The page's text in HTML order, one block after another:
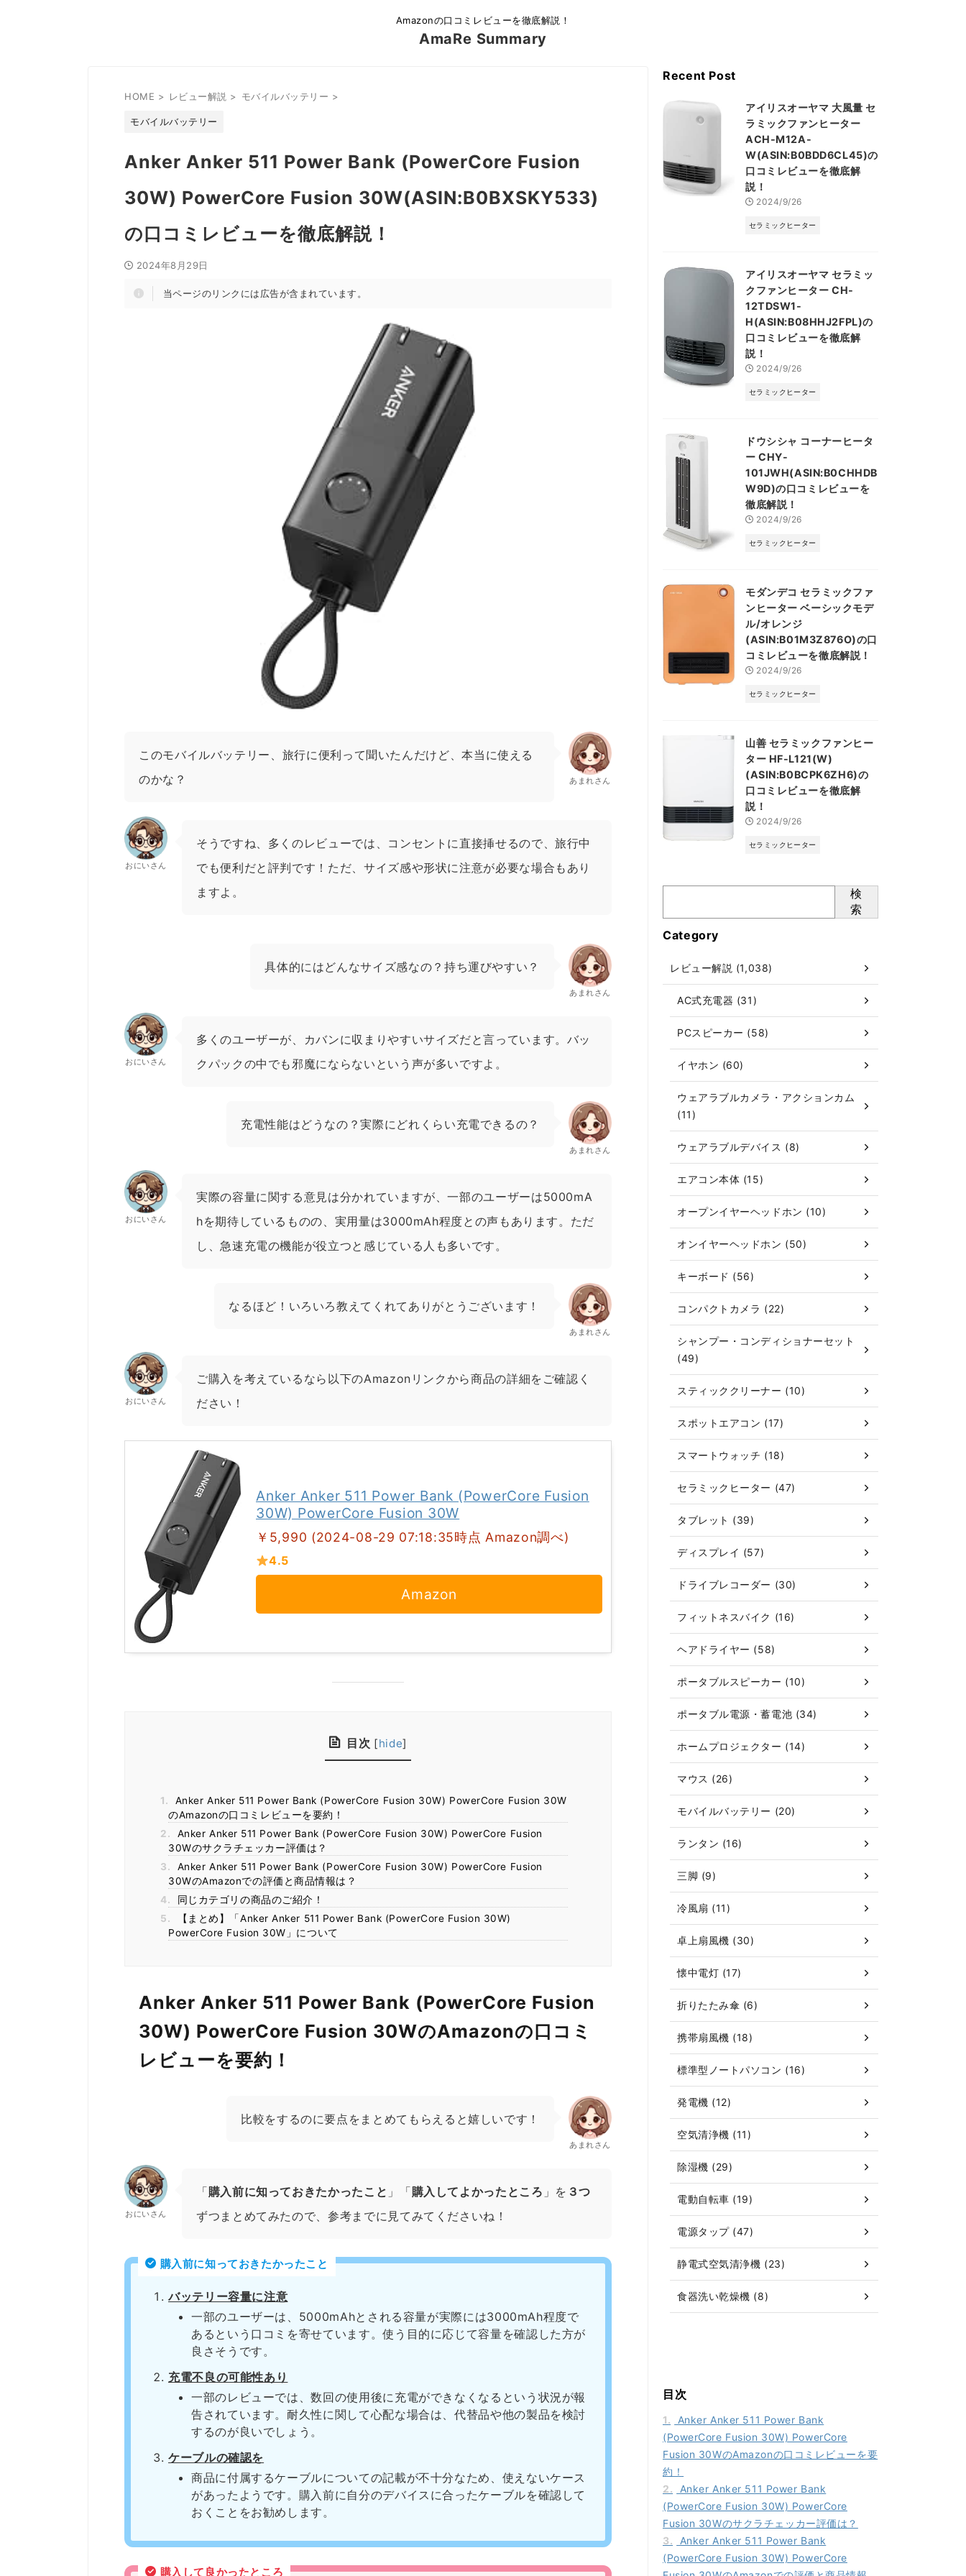
Amazonの口コミレビューを徹底解説！
AmaRe Summary
HOME > レビュー解説 > モバイルバッテリー >
モバイルバッテリー
Anker Anker 511 Power Bank (PowerCore Fusion
30W) PowerCore Fusion 30W(ASIN:B0BXSKY533)
の口コミレビューを徹底解説！
2024年8月29日
当ページのリンクには広告が含まれています。
このモバイルバッテリー、旅行に便利って聞いたんだけど、本当に使える
のかな？
あまれさん
おにいさん
そうですね、多くのレビューでは、コンセントに直接挿せるので、旅行中
でも便利だと評判です！ただ、サイズ感や形状に注意が必要な場合もあり
ますよ。
具体的にはどんなサイズ感なの？持ち運びやすい？
あまれさん
おにいさん
多くのユーザーが、カバンに収まりやすいサイズだと言っています。バッ
クパックの中でも邪魔にならないという声が多いですよ。
充電性能はどうなの？実際にどれくらい充電できるの？
あまれさん
おにいさん
実際の容量に関する意見は分かれていますが、一部のユーザーは5000mA
hを期待しているものの、実用量は3000mAh程度との声もあります。ただ
し、急速充電の機能が役立つと感じている人も多いです。
なるほど！いろいろ教えてくれてありがとうございます！
あまれさん
おにいさん
ご購入を考えているなら以下のAmazonリンクから商品の詳細をご確認く
ださい！
Anker Anker 511 Power Bank (PowerCore Fusion
30W) PowerCore Fusion 30W
￥5,990 (2024-08-29 07:18:35時点 Amazon調べ)
4.5
Amazon
目次 [hide]
1.
Anker Anker 511 Power Bank (PowerCore Fusion 30W) PowerCore Fusion 30W
のAmazonの口コミレビューを要約！
2.
Anker Anker 511 Power Bank (PowerCore Fusion 30W) PowerCore Fusion
30Wのサクラチェッカー評価は？
3.
Anker Anker 511 Power Bank (PowerCore Fusion 30W) PowerCore Fusion
30WのAmazonでの評価と商品情報は？
4.
同じカテゴリの商品のご紹介！
5.
【まとめ】「Anker Anker 511 Power Bank (PowerCore Fusion 30W)
PowerCore Fusion 30W」について
Anker Anker 511 Power Bank (PowerCore Fusion
30W) PowerCore Fusion 30WのAmazonの口コミ
レビューを要約！
比較をするのに要点をまとめてもらえると嬉しいです！
あまれさん
おにいさん
「購入前に知っておきたかったこと 」「購入してよかったところ 」を ３つ
ずつまとめてみたので、参考までに見てみてくださいね！
購入前に知っておきたかったこと
バッテリー容量に注意
一部のユーザーは、5000mAhとされる容量が実際には3000mAh程度で
あるという口コミを寄せています。使う目的に応じて容量を確認した方が
良さそうです。
充電不良の可能性あり
一部のレビューでは、数回の使用後に充電ができなくなるという状況が報
告されています。耐久性に関して心配な場合は、代替品や他の製品を検討
するのが良いでしょう。
ケーブルの確認を
商品に付属するケーブルについての記載が不十分なため、使えないケース
があったようです。購入前に自分のデバイスに合ったケーブルを確認して
おくことをお勧めします。
購入して良かったところ
Recent Post
アイリスオーヤマ 大風量 セ
ラミックファンヒーター
ACH-M12A-
W(ASIN:B0BDD6CL45)の
口コミレビューを徹底解
説！
2024/9/26
セラミックヒーター
アイリスオーヤマ セラミッ
クファンヒーター CH-
12TDSW1-
H(ASIN:B08HHJ2FPL)の
口コミレビューを徹底解
説！
2024/9/26
セラミックヒーター
ドウシシャ コーナーヒータ
ー CHY-
101JWH(ASIN:B0CHHDB
W9D)の口コミレビューを
徹底解説！
2024/9/26
セラミックヒーター
モダンデコ セラミックファ
ンヒーター ベーシックモデ
ル/オレンジ
(ASIN:B01M3Z876O)の口
コミレビューを徹底解説！
2024/9/26
セラミックヒーター
山善 セラミックファンヒー
ター HF-L121(W)
(ASIN:B0BCPK6ZH6)の
口コミレビューを徹底解
説！
2024/9/26
セラミックヒーター
検
索
Category
レビュー解説 (1,038)
AC式充電器 (31)
PCスピーカー (58)
イヤホン (60)
ウェアラブルカメラ・アクションカム
(11)
ウェアラブルデバイス (8)
エアコン本体 (15)
オープンイヤーヘッドホン (10)
オンイヤーヘッドホン (50)
キーボード (56)
コンパクトカメラ (22)
シャンプー・コンディショナーセット
(49)
スティッククリーナー (10)
スポットエアコン (17)
スマートウォッチ (18)
セラミックヒーター (47)
タブレット (39)
ディスプレイ (57)
ドライブレコーダー (30)
フィットネスバイク (16)
ヘアドライヤー (58)
ポータブルスピーカー (10)
ポータブル電源・蓄電池 (34)
ホームプロジェクター (14)
マウス (26)
モバイルバッテリー (20)
ランタン (16)
三脚 (9)
冷風扇 (11)
卓上扇風機 (30)
懐中電灯 (17)
折りたたみ傘 (6)
携帯扇風機 (18)
標準型ノートパソコン (16)
発電機 (12)
空気清浄機 (11)
除湿機 (29)
電動自転車 (19)
電源タップ (47)
静電式空気清浄機 (23)
食器洗い乾燥機 (8)
目次
1.
Anker Anker 511 Power Bank
(PowerCore Fusion 30W) PowerCore
Fusion 30WのAmazonの口コミレビューを要
約！
2.
Anker Anker 511 Power Bank
(PowerCore Fusion 30W) PowerCore
Fusion 30Wのサクラチェッカー評価は？
3.
Anker Anker 511 Power Bank
(PowerCore Fusion 30W) PowerCore